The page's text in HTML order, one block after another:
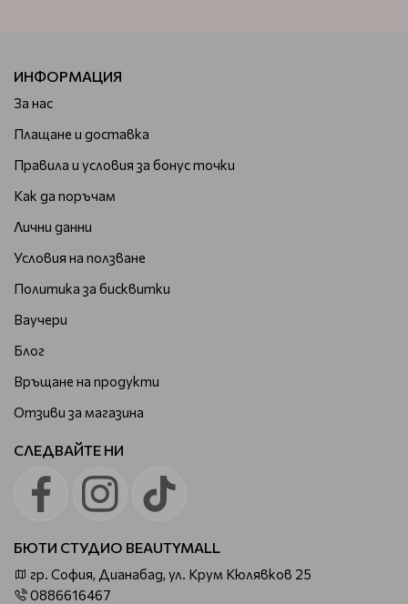
ИНФОРМАЦИЯ
За нас
Плащане и доставка
Правила и условия за бонус точки
Как да поръчам
Лични данни
Условия на ползване
Политика за бисквитки
Ваучери
Блог
Връщане на продукти
Отзиви за магазина
СЛЕДВАЙТЕ НИ
БЮТИ СТУДИО BEAUTYMALL
гр. София, Дианабад, ул. Крум Кюлявков 25
0886616467